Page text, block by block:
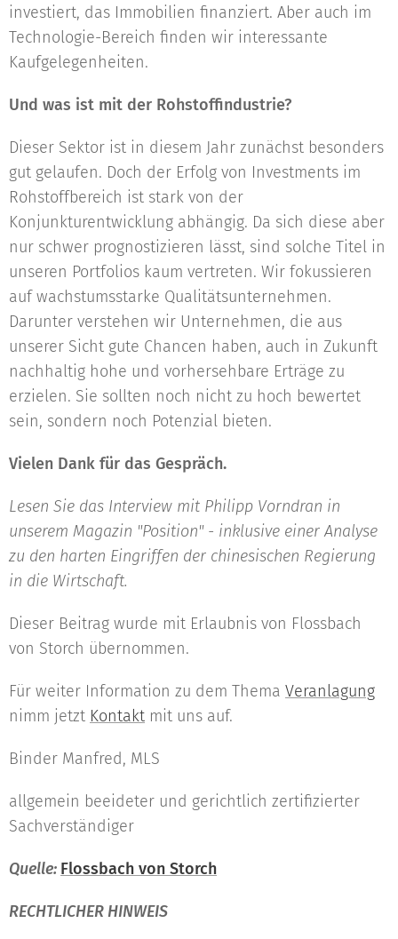
investiert, das Immobilien finanziert. Aber auch im
Technologie-Bereich finden wir interessante
Kaufgelegenheiten.
Und was ist mit der Rohstoffindustrie?
Dieser Sektor ist in diesem Jahr zunächst besonders
gut gelaufen. Doch der Erfolg von Investments im
Rohstoffbereich ist stark von der
Konjunkturentwicklung abhängig. Da sich diese aber
nur schwer prognostizieren lässt, sind solche Titel in
unseren Portfolios kaum vertreten. Wir fokussieren
auf wachstumsstarke Qualitätsunternehmen.
Darunter verstehen wir Unternehmen, die aus
unserer Sicht gute Chancen haben, auch in Zukunft
nachhaltig hohe und vorhersehbare Erträge zu
erzielen. Sie sollten noch nicht zu hoch bewertet
sein, sondern noch Potenzial bieten.
Vielen Dank für das Gespräch.
Lesen Sie das Interview mit Philipp Vorndran in
unserem Magazin "Position" - inklusive einer Analyse
zu den harten Eingriffen der chinesischen Regierung
in die Wirtschaft.
Dieser Beitrag wurde mit Erlaubnis von Flossbach
von Storch übernommen.
Für weiter Information zu dem Thema Veranlagung
nimm jetzt Kontakt mit uns auf.
Binder Manfred, MLS
allgemein beeideter und gerichtlich zertifizierter
Sachverständiger
Quelle: Flossbach von Storch
RECHTLICHER HINWEIS